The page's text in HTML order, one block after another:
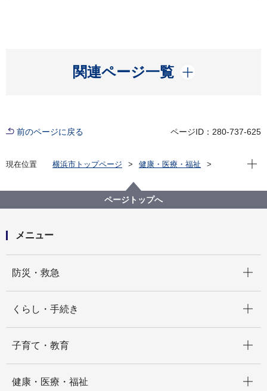
関連ページ一覧
開く
前のページに戻る ページID：280-737-625
現在位置 横浜市トップページ
健康・医療・福祉
横浜市看護職員 採用情報
卒業見込証明書を申込受付期間中に提出できない場合
現在
ページトップへ
メニュー
防災・救急
くらし・手続き
子育て・教育
健康・医療・福祉